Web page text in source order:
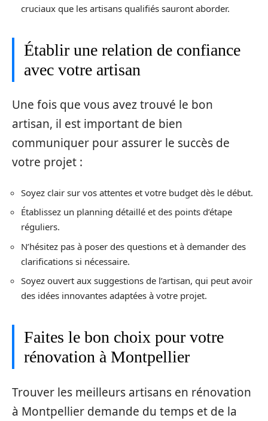
cruciaux que les artisans qualifiés sauront aborder.
Établir une relation de confiance
avec votre artisan
Une fois que vous avez trouvé le bon
artisan, il est important de bien
communiquer pour assurer le succès de
votre projet :
Soyez clair sur vos attentes et votre budget dès le début.
Établissez un planning détaillé et des points d’étape
réguliers.
N’hésitez pas à poser des questions et à demander des
clarifications si nécessaire.
Soyez ouvert aux suggestions de l’artisan, qui peut avoir
des idées innovantes adaptées à votre projet.
Faites le bon choix pour votre
rénovation à Montpellier
Trouver les meilleurs artisans en rénovation
à Montpellier demande du temps et de la